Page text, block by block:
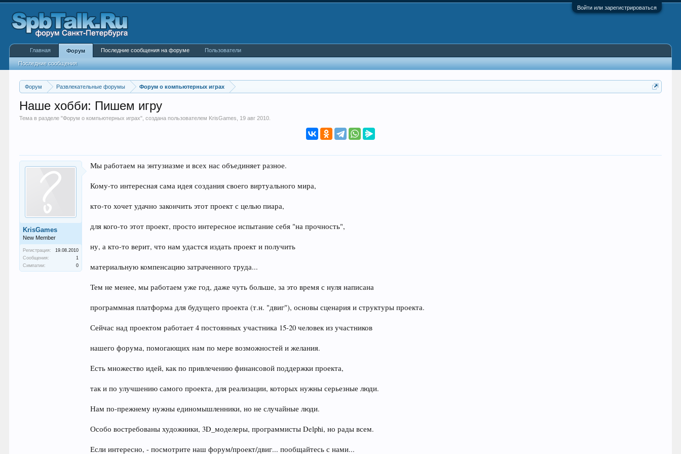
Войти или зарегистрироваться
Форум Развлекательные форумы Форум о компьютерных играх
Наше хобби: Пишем игру
Тема в разделе "Форум о компьютерных играх", создана пользователем KrisGames 19 авг 2010
KrisGames
New Member
Регистрация:
19.08.2010
Сообщения:
1
Симпатии:
0
Мы работаем на энтузиазме и всех нас объединяет разное.
Кому-то интересная сама идея создания своего виртуального мира,
кто-то хочет удачно закончить этот проект с целью пиара,
для кого-то этот проект, просто интересное испытание себя "на прочность",
ну, а кто-то верит, что нам удастся издать проект и получить
материальную компенсацию затраченного труда...
Тем не менее, мы работаем уже год, даже чуть больше, за это время с нуля написана
программная платформа для будущего проекта (т.н. "двиг"), основы сценария и структуры проекта.
Сейчас над проектом работает 4 постоянных участника 15-20 человек из участников
нашего форума, помогающих нам по мере возможностей и желания.
Есть множество идей, как по привлечению финансовой поддержки проекта,
так и по улучшению самого проекта, для реализации, которых нужны серьезные люди.
Нам по-прежнему нужны единомышленники, но не случайные люди.
Особо востребованы художники, 3D_моделеры, программисты Delphi, но рады всем.
Если интересно, - посмотрите наш форум/проект/двиг... пообщайтесь с нами...
Главная Форум
Последние сообщения
Последние сообщения на форуме Пользователи